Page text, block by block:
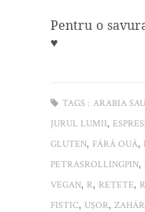
Pentru o
♥
TAGS : ARABIA
JURUL LUMII,
GLUTEN, FĂRĂ OUĂ,
PETRASROLLINGPIN,
VEGAN, R, REŢETE,
FISTIC, UŞOR, ZAHĂR